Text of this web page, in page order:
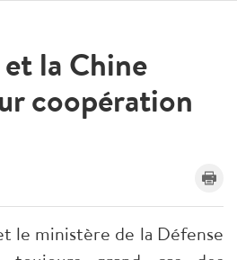
la Chine
coopération
le ministère de la Défense